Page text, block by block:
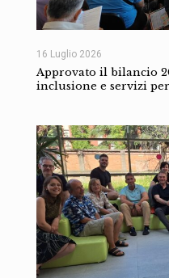
16 Luglio 2026
Approvato il bilancio
inclusione e servizi